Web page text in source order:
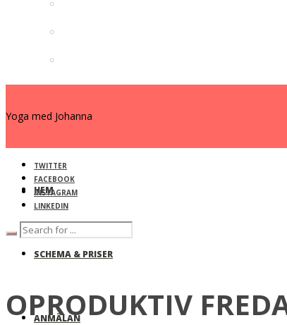
Yoga med Johanna
HEM
SCHEMA & PRISER
ANMÄLAN
TWITTER
FACEBOOK
INSTAGRAM
LINKEDIN
OPRODUKTIV